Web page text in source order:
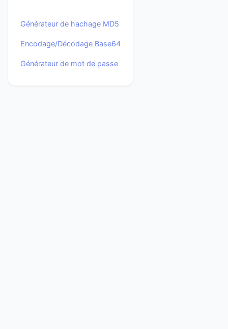
Générateur de hachage MD5
Encodage/Décodage Base64
Générateur de mot de passe